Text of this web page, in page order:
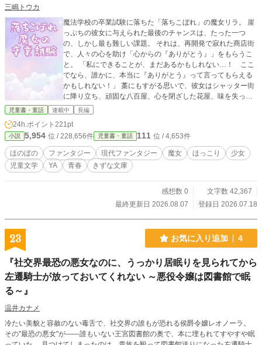
三嶋トウカ
魔法学校の卒業試験に落ちた「落ちこぼれ」の魔女リラ。 崖
っぷちの彼女に与えられた最後のチャンスは、たった一つ
の、しかし最も難しい課題。 それは、再開発で寂れた商店街
で、人々の心を助け「心からの『ありがとう』」をもらうこ
と。 「私にできることが、まだあるかもしれない…！ ここ
でなら、誰かに、本当に『ありがとう』って言ってもらえる
かもしれない！」 藁にもすがる思いで、彼女はシャッター街
に降り立ち、頑固な八百屋、心を閉ざした花屋、味を失った
惣菜屋。 人々の抱える痛みに、リラは不器用ながらもひたむ
は、やがて人々の頑なな心を溶かし始め、一つの店からまた
一つの店へと、小さな奇跡を繋ぐ。 それはまるで、見えない
風が幸せの種を運ぶように。 落ちこぼれの魔女は、本当の魔
法の意味を見つけ、卒業できるのか。 失われゆく商店街の運
命はどうなるのか。 人と人との繋がりが奇跡を紡ぐ、心温ま
児童書・童話 連載中 長編
24h.ポイント 221pt
小説 5,954 位 / 228,656件 児童書・童話 111 位 / 4,653件
ほのぼの ファンタジー 現代ファンタジー 魔女 ほっこり
少女
児童文学
YA 青春 きずな文庫
感想数 0
文字数 42,367
最終更新日 2026.08.07
登録日 2026.07.18
23 お気に入り追加 4
『社交界最恐の悪女なのに、うっかり居眠りを見られてから
左遷騎士が放っておいてくれない ～悪役令嬢は図書館で眠
る～』
温井カナメ
冷たい美貌と容赦のない毒舌で、社交界の誰もが恐れる侯爵令嬢レオノーラ。
その"最恐の悪女"が――誰もいない王宮図書館の奥で、本に埋もれてすやすや眠